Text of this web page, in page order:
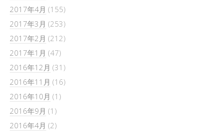
2017年4月 (155)
2017年3月 (253)
2017年2月 (212)
2017年1月 (47)
2016年12月 (31)
2016年11月 (16)
2016年10月 (1)
2016年9月 (1)
2016年4月 (2)